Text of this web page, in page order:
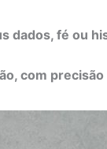
dados, fé ou
com